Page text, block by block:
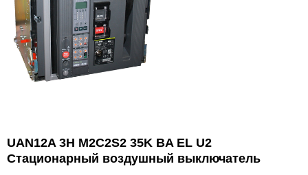
UAN12A 3H M2C2S2 35K BA EL U2
Стационарный воздушный выключатель